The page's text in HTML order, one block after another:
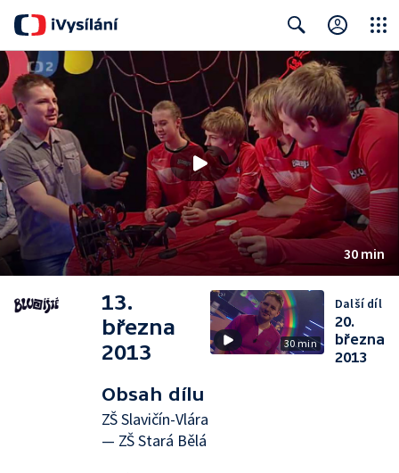
Search Close
30 min
13.
března
2013
Obsah dílu
ZŠ Slavičín-Vlára
— ZŠ Stará Bělá
30 min
Další díl
20.
března
2013